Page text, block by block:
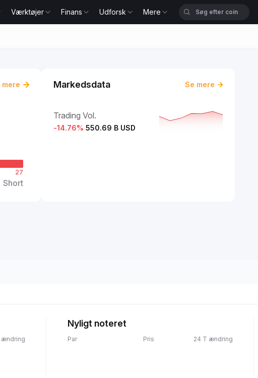
Værktøjer Finans Udforsk Mere
mere
27
Short
Markedsdata Se mere
Trading Vol.
-14.76% 550.69 B USD
ændring
Nyligt noteret
Par Pris 24 T ændring